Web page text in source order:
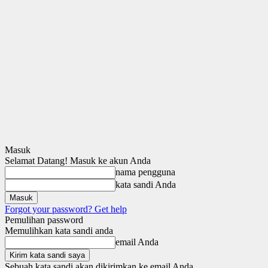
Masuk
Selamat Datang! Masuk ke akun Anda
nama pengguna
kata sandi Anda
Forgot your password? Get help
Pemulihan password
Memulihkan kata sandi anda
email Anda